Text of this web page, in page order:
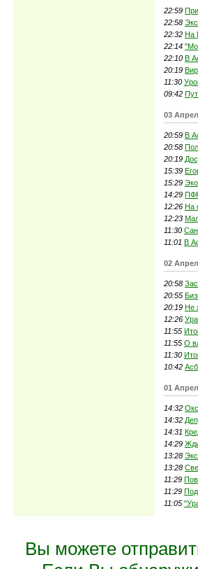
22:59
22:58
22:32 На
22:14
22:10 В
20:19
11:30
09:42
03
20:59 В
20:58
20:19
15:39
15:29
14:29
12:26 На
12:23
11:30
11:01 В
02
20:58
20:55
20:19 Не
12:26
11:55
11:55 О
11:30
10:42
01
14:32
14:32
14:31
14:29
13:28
13:28
11:29
11:29
11:05
Вы можете